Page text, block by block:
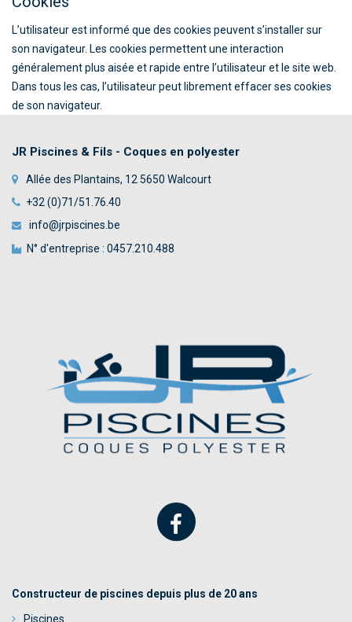
L’utilisateur est informé que des cookies peuvent s’installer sur
son navigateur. Les cookies permettent une interaction
généralement plus aisée et rapide entre l’utilisateur et le site web.
Dans tous les cas, l’utilisateur peut librement effacer ses cookies
de son navigateur.
JR Piscines & Fils - Coques en polyester
Allée des Plantains, 12 5650 Walcourt
+32 (0)71/51.76.40
info@jrpiscines.be
N° d'entreprise : 0457.210.488
Constructeur de piscines depuis plus de 20 ans
Piscines